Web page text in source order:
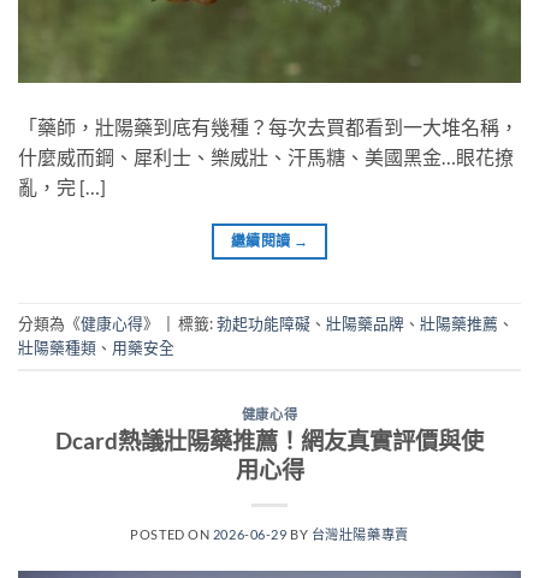
「藥師，壯陽藥到底有幾種？每次去買都看到一大堆名稱，
什麼威而鋼、犀利士、樂威壯、汗馬糖、美國黑金…眼花撩
亂，完 […]
繼續閱讀 →
分類為《健康心得》 標籤:勃起功能障礙 、 壯陽藥品牌 、 壯陽藥推薦 、
壯陽藥種類 、 用藥安全
健康心得
Dcard熱議壯陽藥推薦！網友真實評價與使
用心得
POSTED ON 2026-06-29 BY 台灣壯陽藥專賣